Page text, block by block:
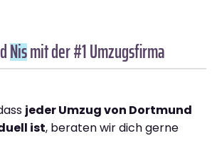
Nismit der #1 Umzugsfirma
jeder Umzug von Dortmund
ist, beraten wir dich gerne